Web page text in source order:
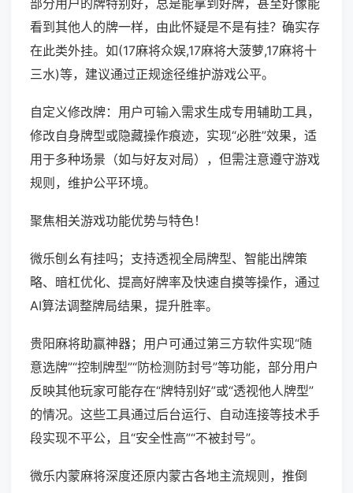
部分用户的牌特别好，总是能拿到好牌，甚至好像能
看到其他人的牌一样，由此怀疑是不是有挂？确实存
在此类外挂。如(17麻将众娱,17麻将大菠萝,17麻将十
三水)等，建议通过正规途径维护游戏公平。
自定义修改牌：用户可输入需求生成专用辅助工具，
修改自身牌型或隐藏操作痕迹，实现“必胜”效果，适
用于多种场景（如与好友对局），但需注意遵守游戏
规则，维护公平环境。
聚焦相关游戏功能优势与特色！
微乐刨幺有挂吗；支持透视全局牌型、智能出牌策
略、暗杠优化、提高好牌率及快速自摸等操作，通过
AI算法调整牌局结果，提升胜率。
贵阳麻将助赢神器；用户可通过第三方软件实现“随
意选牌”“控制牌型”“防检测防封号”等功能，部分用户
反映其他玩家可能存在“牌特别好”或“透视他人牌型”
的情况。这些工具通过后台运行、自动连接等技术手
段实现不平公，且“安全性高”“不被封号”。
微乐内蒙麻将深度还原内蒙古各地主流规则，推倒